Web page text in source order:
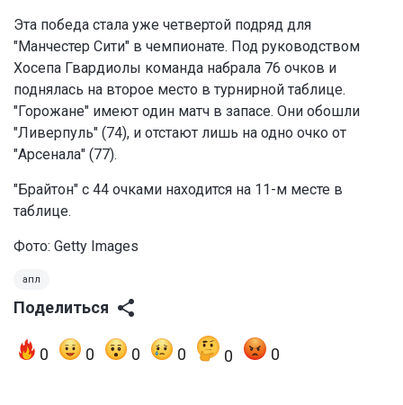
Эта победа стала уже четвертой подряд для
"Манчестер Сити" в чемпионате. Под руководством
Хосепа Гвардиолы команда набрала 76 очков и
поднялась на второе место в турнирной таблице.
"Горожане" имеют один матч в запасе. Они обошли
"Ливерпуль" (74), и отстают лишь на одно очко от
"Арсенала" (77).
"Брайтон" с 44 очками находится на 11-м месте в
таблице.
Фото: Getty Images
апл
Поделиться
0 0 0 0 0 0